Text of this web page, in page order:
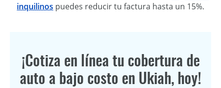
inquilinos puedes reducir tu factura hasta un 15%.
¡Cotiza en línea tu cobertura de
auto a bajo costo en Ukiah, hoy!